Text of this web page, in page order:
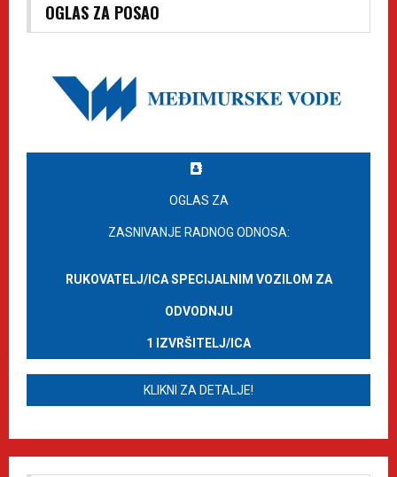
OGLAS ZA POSAO
OGLAS ZA
ZASNIVANJE RADNOG ODNOSA:
RUKOVATELJ/ICA SPECIJALNIM VOZILOM ZA
ODVODNJU
1 IZVRŠITELJ/ICA
KLIKNI ZA DETALJE!